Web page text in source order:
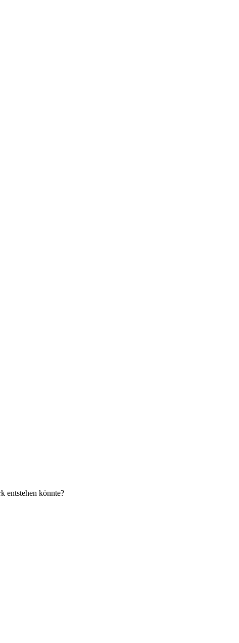
entstehen könnte?